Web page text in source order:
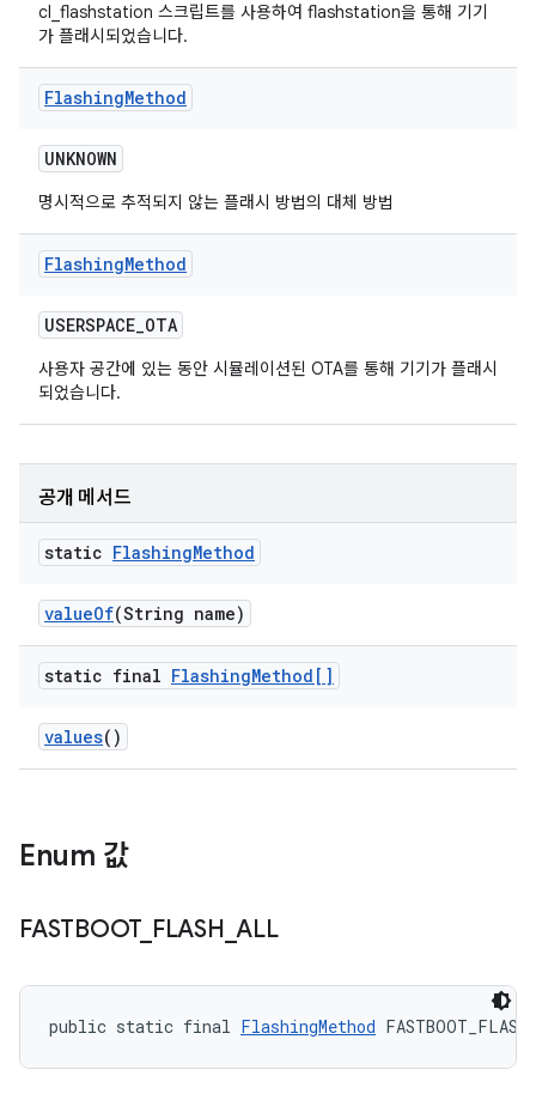
cl_flashstation 스크립트를 사용하여 flashstation을 통해 기기
가 플래시되었습니다.
FlashingMethod
UNKNOWN
명시적으로 추적되지 않는 플래시 방법의 대체 방법
FlashingMethod
USERSPACE_OTA
사용자 공간에 있는 동안 시뮬레이션된 OTA를 통해 기기가 플래시
되었습니다.
공개 메서드
static FlashingMethod
valueOf(String name)
static final FlashingMethod[]
values()
Enum 값
FASTBOOT_ FLASH _ALL
public static final FlashingMethod